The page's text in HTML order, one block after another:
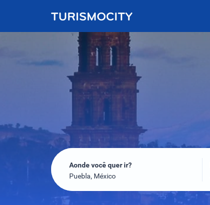
Aonde você quer ir?
Puebla, México